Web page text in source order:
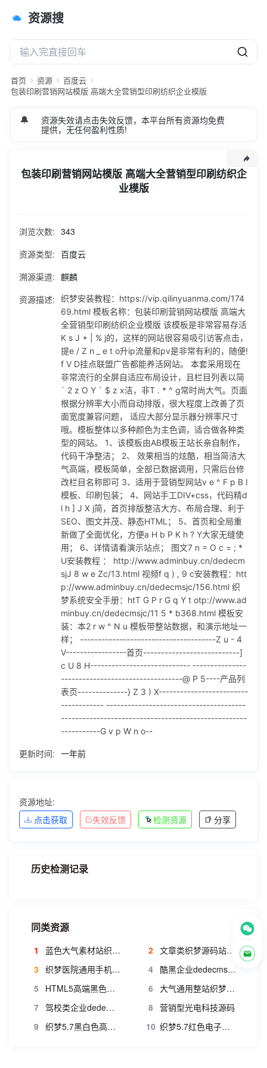
资源搜
首页 资源
百度云
包装印刷营销网站模版 高端大全营销型印刷纺织企业模版
🔔
资源失效请点击失效反馈，本平台所有资源均免费
提供，无任何盈利性质!
包装印刷营销网站模版 高端大全营销型印刷纺织企
业模版
模版 该模板是非常容易存活K s J + | % j的，这样的网站很容
易吸引访客点击，提e / Z n _ e t o升ip流量和pv是非常有利
常流行的全屏自适应布局设计，且栏目列表以简` 2 z O Y ` $
版，很大程度上改善了页面宽度兼容问题， 适应大部分显示器
分辨率尺寸哦。模板整体以多种颜色为主色调，适合做各种类
型的网站。 1、该模板由AB模板王站长亲自制作，代码干净整
洁； 2、 效果相当的炫酷，相当简洁大气高端，模板简单，全
部已数据调用，只需后台修改栏目名称即可 3、适用于营销型
网站v e ^ F p B I模板、印刷包装； 4、网站手工DIV+css，代
码精d l h ] J X j简，首页排版整洁大方、布局合理、利于SE
O、图文并茂、静态HTML； 5、首页和全局重新做了全面优
化，方便a H b P K h ? Y大家无缝使用； 6、详情请看演示站
y.cn/dedecmsjJ 8 w e Zc/13.html 视频f q ) , 9 c安装教程：
http://www.adminbuy.cn/dedecmsjc/156.html 织梦系统安
全手册：htT G P r G q Y t otp://www.adminbuy.cn/dedecm
sjc/11 5 * b368.html 模板安装：本2 r w ^ N u 模板带整站数
据，和演示地址一样； --------------------------------------Z
u - 4 V-----------------首页---------------------------] c U 8
H---------------------------- ---------------------------------
----------------@ P 5----产品列表页--------------} Z 3 ) X---
---------------------------------- -----------------------------
----------------------------------------------------------------
浏览次数: 343
资源类型: 百度云
溯源渠道: 麒麟
资源描述:
织梦安装教程：https://vip.qilinyuanma.com/174
69.html 模板名称：包装印刷营销网站模版 高端大
全营销型印刷纺织企业模版 该模板是非常容易存活
K s J + | % j的，这样的网站很容易吸引访客点击，
提e / Z n _ e t o升ip流量和pv是非常有利的，随便!
f V D挂点联盟广告都能养活网站。 本套采用现在
非常流行的全屏自适应布局设计，且栏目列表以简
` 2 z O Y ` $ z x洁，非T . * ^ g常时尚大气。页面
根据分辨率大小而自动排版，很大程度上改善了页
面宽度兼容问题， 适应大部分显示器分辨率尺寸
哦。模板整体以多种颜色为主色调，适合做各种类
型的网站。 1、该模板由AB模板王站长亲自制作，
代码干净整洁； 2、 效果相当的炫酷，相当简洁大
气高端，模板简单，全部已数据调用，只需后台修
改栏目名称即可 3、适用于营销型网站v e ^ F p B I
模板、印刷包装； 4、网站手工DIV+css，代码精d
l h ] J X j简，首页排版整洁大方、布局合理、利于
SEO、图文并茂、静态HTML； 5、首页和全局重
新做了全面优化，方便a H b P K h ? Y大家无缝使
用； 6、详情请看演示站点； 图文7 n = O c = ; *
U安装教程 ： http://www.adminbuy.cn/dedecm
sjJ 8 w e Zc/13.html 视频f q ) , 9 c安装教程：htt
p://www.adminbuy.cn/dedecmsjc/156.html 织
梦系统安全手册：htT G P r G q Y t otp://www.ad
minbuy.cn/dedecmsjc/11 5 * b368.html 模板安
装：本2 r w ^ N u 模板带整站数据，和演示地址一
样； --------------------------------------Z u - 4
V-----------------首页---------------------------]
c U 8 H---------------------------- ---------------
----------------------------------@ P 5----产品列
表页--------------} Z 3 ) X-------------------------
------------ ---------------------------------------
----------------------------------------------------
-----------G v p W n o--
更新时间: 一年前
资源地址:
点击获取
失效反馈 检测资源 分享
历史检测记录
同类资源
1 蓝色大气素材站织梦模板 图片素材网站源码 dede网站模板源码素材 2
文章类织梦源码站模版程序
3
织梦医院通用手机网站模板 4
酷黑企业dedecms手机网站模板
5
HTML5高端黑色织梦网络公司网站模板 6
大气通用整站织梦企业网站模板
7
驾校类企业dede网站模板 8 营销型光电科技源码
9
织梦5.7黑白色高端五金机械集团企业网站模版 10 织梦5.7红色电子机械音响LED设备网站模版